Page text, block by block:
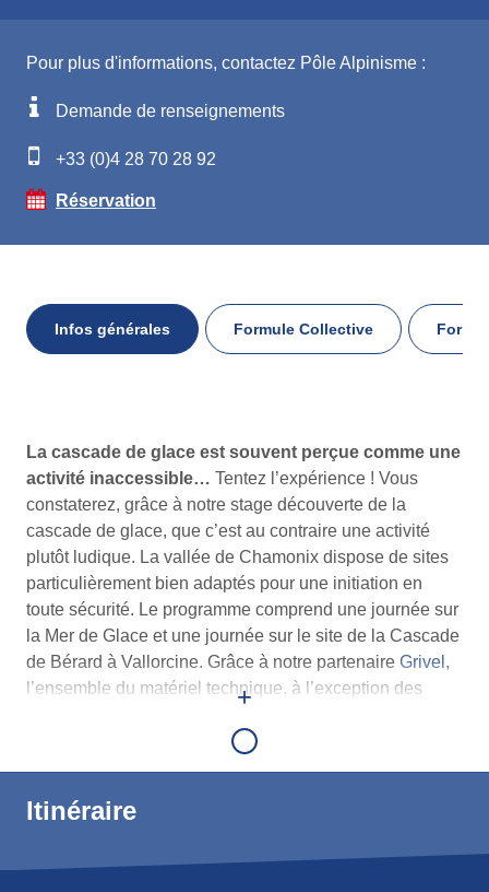
Pour plus d'informations, contactez Pôle Alpinisme :
Demande de renseignements
+33 (0)4 28 70 28 92
Réservation
Infos générales Formule Collective
Infos
générales
La cascade de glace est souvent perçue comme une
activité inaccessible… Tentez l’expérience ! Vous
constaterez, grâce à notre stage découverte de la
cascade de glace, que c’est au contraire une activité
plutôt ludique. La vallée de Chamonix dispose de sites
particulièrement bien adaptés pour une initiation en
toute sécurité. Le programme comprend une journée sur
la Mer de Glace et une journée sur le site de la Cascade
de Bérard à Vallorcine. Grâce à notre partenaire Grivel,
l’ensemble du matériel technique, à l’exception des
baudrier. Au programme : convivialité et bonne humeur
disponibilités, nous organisons également des
+
Itinéraire